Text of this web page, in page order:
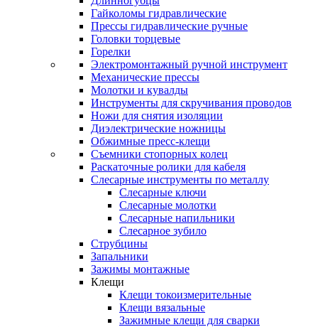
Гайколомы гидравлические
Прессы гидравлические ручные
Головки торцевые
Горелки
Электромонтажный ручной инструмент
Механические прессы
Молотки и кувалды
Инструменты для скручивания проводов
Ножи для снятия изоляции
Диэлектрические ножницы
Обжимные пресс-клещи
Съемники стопорных колец
Раскаточные ролики для кабеля
Слесарные инструменты по металлу
Слесарные ключи
Слесарные молотки
Слесарные напильники
Слесарное зубило
Струбцины
Запальники
Зажимы монтажные
Клещи
Клещи токоизмерительные
Клещи вязальные
Зажимные клещи для сварки